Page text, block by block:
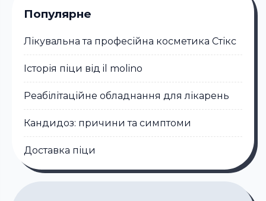
Популярне
Лікувальна та професійна косметика Стікc
Історія піци від il molino
Реабілітаційне обладнання для лікарень
Кандидоз: причини та симптоми
Доставка піци